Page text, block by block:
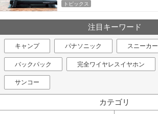
トピックス
注目キーワード
キャンプ パナソニック スニーカー
バックパック 完全ワイヤレスイヤホン
サンコー
カテゴリ